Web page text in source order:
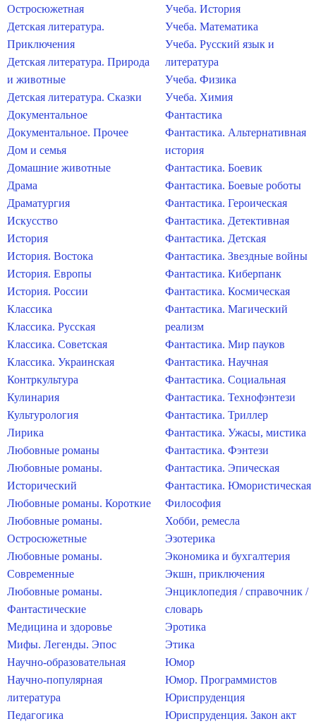
Остросюжетная
Детская литература.
Приключения
Детская литература. Природа
и животные
Детская литература. Сказки
Документальное
Документальное. Прочее
Дом и семья
Домашние животные
Драма
Драматургия
Искусство
История
История. Востока
История. Европы
История. России
Классика
Классика. Русская
Классика. Советская
Классика. Украинская
Контркультура
Кулинария
Культурология
Лирика
Любовные романы
Любовные романы.
Исторический
Любовные романы. Короткие
Любовные романы.
Остросюжетные
Любовные романы.
Современные
Любовные романы.
Фантастические
Медицина и здоровье
Мифы. Легенды. Эпос
Научно-образовательная
Научно-популярная
литература
Педагогика
Учеба. История
Учеба. Математика
Учеба. Русский язык и
литература
Учеба. Физика
Учеба. Химия
Фантастика
Фантастика. Альтернативная
история
Фантастика. Боевик
Фантастика. Боевые роботы
Фантастика. Героическая
Фантастика. Детективная
Фантастика. Детская
Фантастика. Звездные войны
Фантастика. Киберпанк
Фантастика. Космическая
Фантастика. Магический
реализм
Фантастика. Мир пауков
Фантастика. Научная
Фантастика. Социальная
Фантастика. Технофэнтези
Фантастика. Триллер
Фантастика. Ужасы, мистика
Фантастика. Фэнтези
Фантастика. Эпическая
Фантастика. Юмористическая
Философия
Хобби, ремесла
Эзотерика
Экономика и бухгалтерия
Экшн, приключения
Энциклопедия / справочник /
словарь
Эротика
Этика
Юмор
Юмор. Программистов
Юриспруденция
Юриспруденция. Закон акт